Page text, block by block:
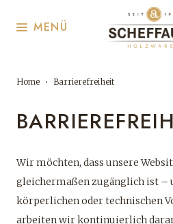
MENÜ
Home Barrierefreiheit
Wir möchten, dass unsere
gleichermaßen zugänglich ist –
körperlichen oder technischen
arbeiten wir kontinuierlich